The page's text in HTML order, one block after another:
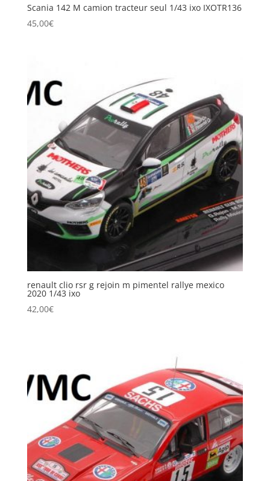
Scania 142 M camion tracteur seul 1/43 ixo IXOTR136
45,00€
renault clio rsr g rejoin m pimentel rallye mexico
2020 1/43 ixo
42,00€